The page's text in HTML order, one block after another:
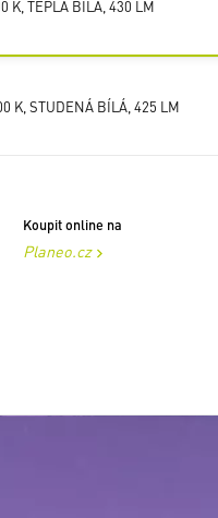
K, TEPLÁ BÍLÁ, 430 LM
K, STUDENÁ BÍLÁ, 425 LM
Koupit online na
Planeo.cz